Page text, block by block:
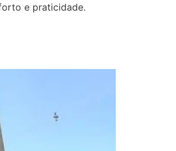
e praticidade.